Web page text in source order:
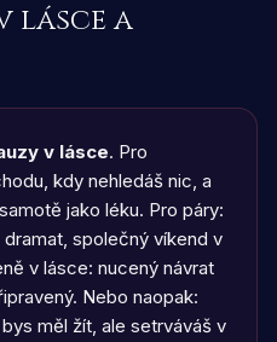
lásce a
v lásce. Pro
kdy nehledáš nic, a
jako léku. Pro páry:
společný víkend v
v lásce: nucený návrat
Nebo naopak:
měl žít, ale setrváváš v